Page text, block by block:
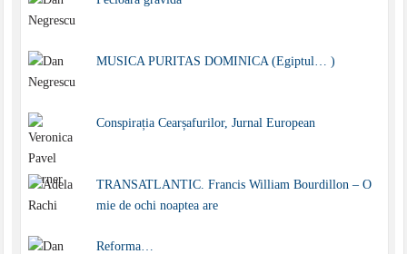
MUSICA PURITAS DOMINICA (Egiptul… )
Conspirația Cearșafurilor, Jurnal European
TRANSATLANTIC. Francis William Bourdillon – O
mie de ochi noaptea are
Reforma…